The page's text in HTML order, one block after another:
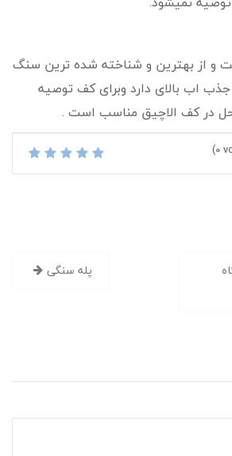
از بهترین و شناخته شده ترین سنگ
اب بالای دارد وبرای کف توصیه
در کف الاچیق مناسب است .
(0
پله سنگی